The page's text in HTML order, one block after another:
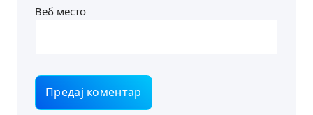
Веб место